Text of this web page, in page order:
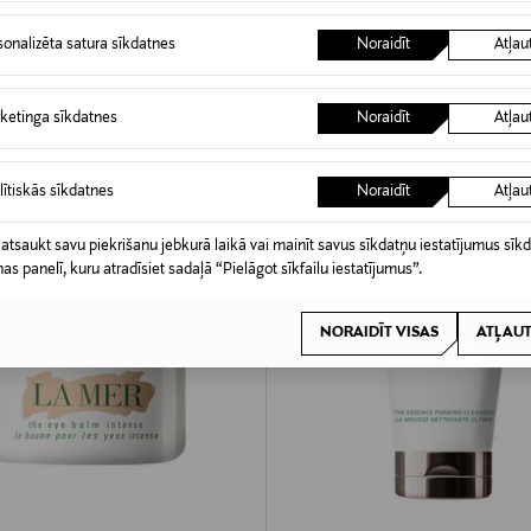
satura sīkdatnes Noraidīt
sīkdatnes Noraidīt
sīkdatnes Noraidīt
atsaukt savu piekrišanu jebkurā laikā vai mainīt savus sīkdatņu iestatījumus
panelī, kuru atradīsiet sadaļā “Pielāgot sīkfailu iestatījumus”.
NORAIDĪT VISAS
Original Price
150,00 €